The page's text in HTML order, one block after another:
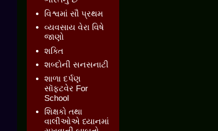
વિશ્વમાં સૌ પ્રથમ
વ્યવસાય વેરા વિષે
જાણો
શક્તિ
શબ્દોની સનસનાટી
શાળા દર્પણ
સૉફ્ટવેર For
School
શિક્ષકો તથા
વાલીઓએ ધ્યાનમાં